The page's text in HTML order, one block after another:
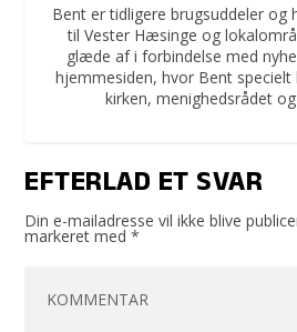
Bent er tidligere brugsuddeler og
til Vester Hæsinge og
glæde af i forbindelse med
hjemmesiden, hvor Bent
kirken, menighedsrådet
EFTERLAD ET SVAR
Din e-mailadresse vil ikke blive
markeret med*